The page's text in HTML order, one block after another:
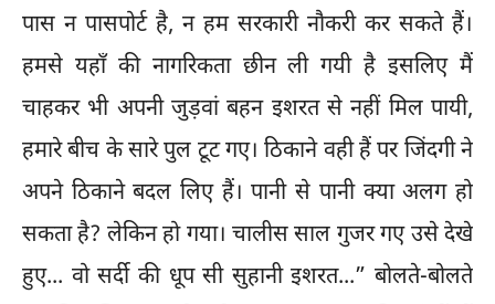
पास न पासपोर्ट है, न हम सरकारी नौकरी कर सकते हैं।
हमसे यहाँ की नागरिकता छीन ली गयी है इसलिए मैं
चाहकर भी अपनी जुड़वां बहन इशरत से नहीं मिल पायी,
हमारे बीच के सारे पुल टूट गए। ठिकाने वही हैं पर जिंदगी ने
अपने ठिकाने बदल लिए हैं। पानी से पानी क्या अलग हो
सकता है? लेकिन हो गया। चालीस साल गुजर गए उसे देखे
हुए... वो सर्दी की धूप सी सुहानी इशरत...” बोलते-बोलते